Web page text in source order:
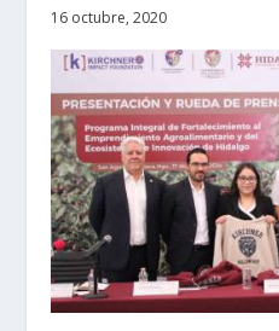
16 octubre, 2020